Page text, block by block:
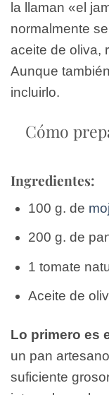
la llaman «el
normalmente
aceite de oliva,
Aunque
incluirlo.
Cómo
Ingredientes:
100 g. de
200 g. de
1 tomate
Aceite de
Lo primero es
un pan
suficiente